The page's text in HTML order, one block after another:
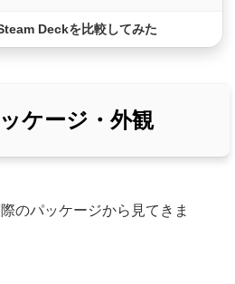
Deckを比較してみた
ケージ・外観
のパッケージから見てきま